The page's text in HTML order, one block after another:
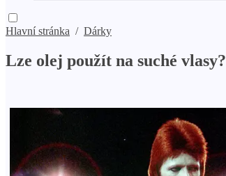
Hlavní stránka / Dárky
Lze olej použít na suché vlasy?